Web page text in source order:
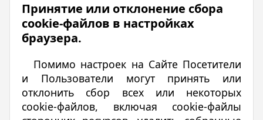
Принятие или отклонение сбора
cookie-файлов в настройках
браузера.
Помимо настроек на Сайте Посетители
и Пользователи могут принять или
отклонить сбор всех или некоторых
cookie-файлов, включая cookie-файлы